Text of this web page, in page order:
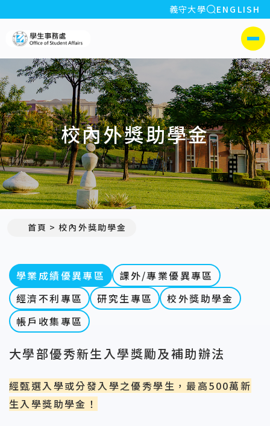
:::
義守大學 全站搜索
ENGLISH
側選單
校內外獎助學金
首頁 校內外獎助學金
學業成績優異專區
課外/專業優異專區
經濟不利專區
研究生專區
校外獎助學金
帳戶收集專區
大學部優秀新生入學獎勵及補助辦法
經甄選入學或分發入學之優秀學生，最高500萬新
生入學獎助學金！